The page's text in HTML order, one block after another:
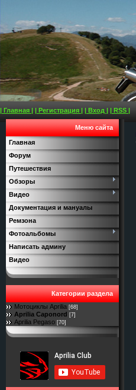
| Главная | | Регистрация | | Вход | | RSS |
Меню сайта
Главная
Форум
Путешествия
Обзоры
Видео
Документация и мануалы
Ремзона
Фотоальбомы
Написать админу
Видео
Категории раздела
Мотоциклы Aprilia [68]
Aprilia Caponord [7]
Aprilia Pegaso [70]